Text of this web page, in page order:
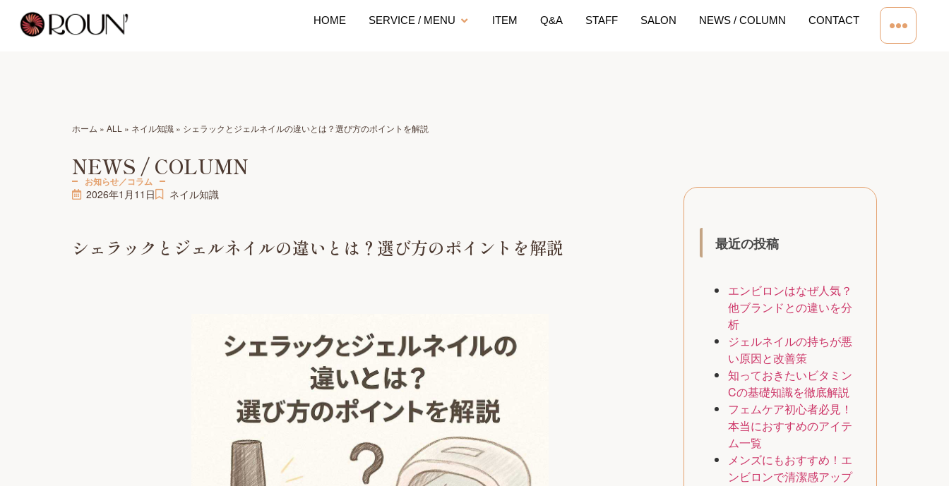
HOME SERVICE / MENU ITEM Q&A STAFF SALON NEWS / COLUMN CONTACT
ホーム » ALL » ネイル知識 » シェラックとジェルネイルの違いとは？選び方のポイントを解説
NEWS / COLUMN
お知らせ／コラム
2026年1月11日 ネイル知識
シェラックとジェルネイルの違いとは？選び方のポイントを解説 最近の投稿
エンビロンはなぜ人気？
他ブランドとの違いを分
析
ジェルネイルの持ちが悪
い原因と改善策
知っておきたいビタミン
Cの基礎知識を徹底解説
フェムケア初心者必見！
本当におすすめのアイテ
ム一覧
メンズにもおすすめ！エ
ンビロンで清潔感アップ